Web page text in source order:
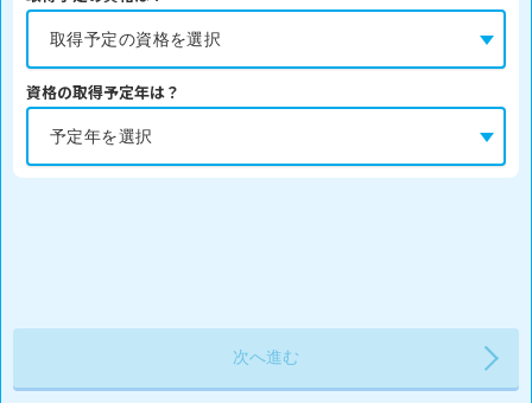
資格の取得予定年は？